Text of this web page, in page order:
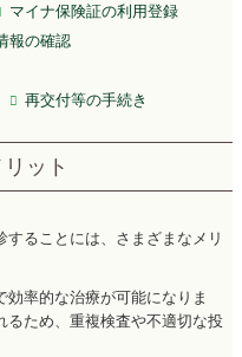
マイナ保険証の利用登録
報の確認
再交付等の手続き
ット
ることには、さまざまなメリ
率的な治療が可能になりま
るため、重複検査や不適切な投